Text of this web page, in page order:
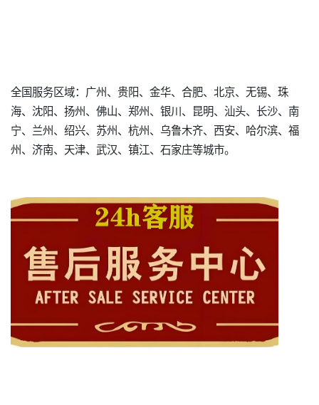
全国服务区域：广州、贵阳、金华、合肥、北京、无锡、珠
海、沈阳、扬州、佛山、郑州、银川、昆明、汕头、长沙、南
宁、兰州、绍兴、苏州、杭州、乌鲁木齐、西安、哈尔滨、福
州、济南、天津、武汉、镇江、石家庄等城市。